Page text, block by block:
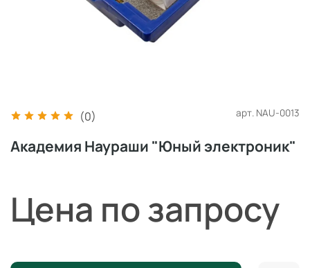
(0) арт. NAU-0013
Академия Наураши "Юный электроник"
Цена по запросу